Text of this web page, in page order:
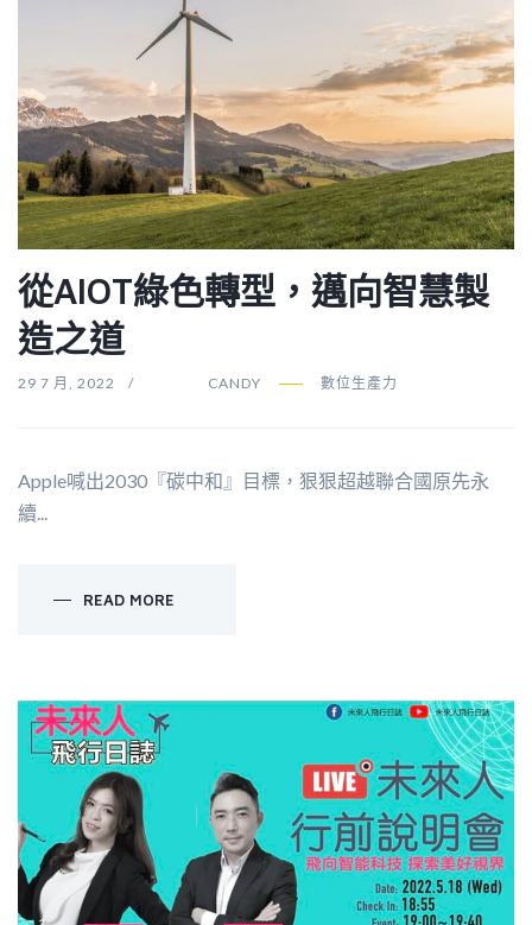
從AIOT綠色轉型，邁向智慧製
造之道
29 7 月, 2022 CANDY 數位生產力
Apple喊出2030『碳中和』目標，狠狠超越聯合國原先永
續...
READ MORE